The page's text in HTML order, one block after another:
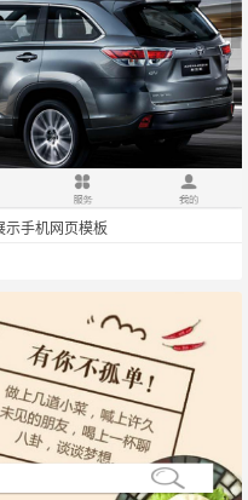
手机网页模板